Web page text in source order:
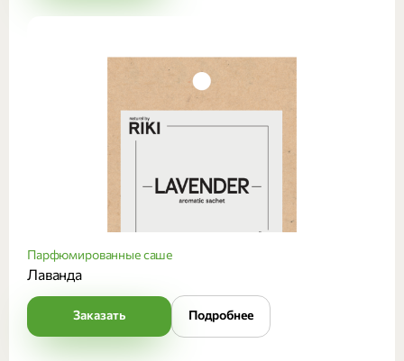
Парфюмированные саше
Лаванда
Заказать Подробнее